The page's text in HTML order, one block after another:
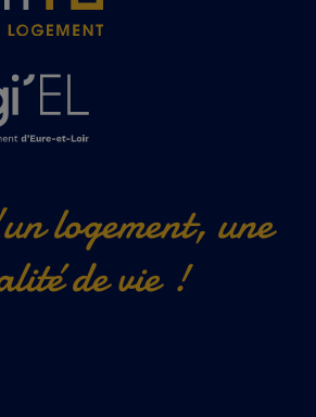
logement, une
de vie !